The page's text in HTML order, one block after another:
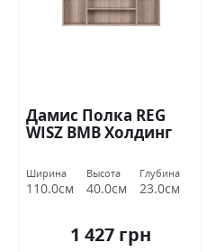
Дамис Полка REG
WISZ ВМВ Холдинг
Ширина
110.0см
Высота
40.0см
Глубина
23.0см
1 427 грн